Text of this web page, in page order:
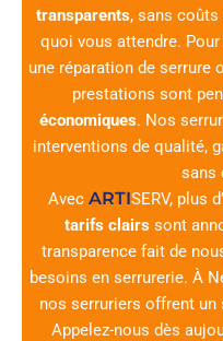
transparents, sans coûts
quoi vous attendre.
une réparation de serrure
prestations sont
économiques. Nos
interventions de qualité,
sans
Avec ARTISERV, plus
tarifs clairs sont
transparence fait de
besoins en serrurerie. À
nos serruriers offrent
Appelez-nous dès